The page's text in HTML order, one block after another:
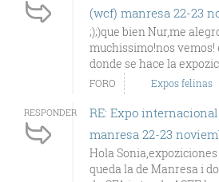
(wcf) manresa 22-23
;);)que bien Nur,me
muchissimo!nos
donde se hace la
FORO Expos felinas
RESPONDER
RE: Expo
manresa 22-23
Hola
queda la de Manresa i